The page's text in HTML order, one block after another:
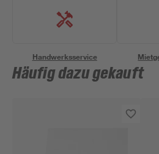
Handwerksservice
Häufig dazu gekauft